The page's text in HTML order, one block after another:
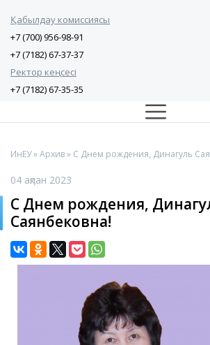
Қабылдау комиссиясы
+7 (700) 956-98-91
+7 (7182) 67-37-37
Ректор кеңсесі
+7 (7182) 67-35-35
ИнЕУ»Архив» С Днем рождения, Динагуль
04 ақпан 2023
С Днем рождения,
Саянбековна!